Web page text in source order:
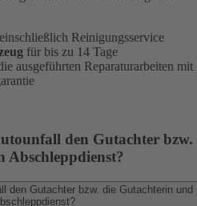
einschließlich Reinigungsservice
für bis zu 14 Tage
ausgeführten Reparaturarbeiten mit
den Gutachter bzw.
Abschleppdienst?
den Gutachter bzw. die Gutachterin und